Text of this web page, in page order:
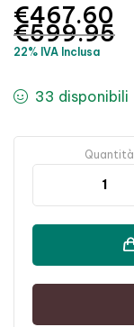
€599.95
€467.60
22% IVA Inclusa
33 disponibili
Quantità